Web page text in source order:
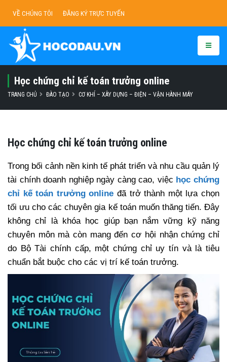
VỀ CHÚNG TÔI ĐĂNG KÝ TRỰC TUYẾN
Học chứng chỉ kế toán trưởng online
TRANG CHỦ ĐÀO TẠO CƠ KHÍ – XÂY DỰNG – ĐIỆN – VẬN HÀNH MÁY
Học chứng chỉ kế toán trưởng online
Trong bối cảnh nền kinh tế phát triển và nhu cầu quản lý
tài chính doanh nghiệp ngày càng cao, việc học chứng
chỉ kế toán trưởng online đã trở thành một lựa chọn
tối ưu cho các chuyên gia kế toán muốn thăng tiến. Đây
không chỉ là khóa học giúp bạn nắm vững kỹ năng
chuyên môn mà còn mang đến cơ hội nhận chứng chỉ
do Bộ Tài chính cấp, một chứng chỉ uy tín và là tiêu
chuẩn bắt buộc cho các vị trí kế toán trưởng.